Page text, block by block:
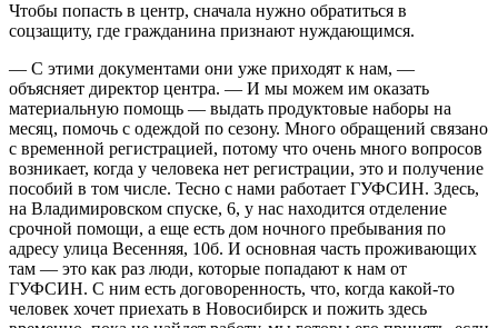
Чтобы попасть в центр, сначала нужно обратиться в
соцзащиту, где гражданина признают нуждаю­щимся.
— С этими документами они уже приходят к нам, —
объясняет директор центра. — И мы можем им оказать
материальную помощь — выдать продуктовые наборы на
месяц, помочь с одеждой по сезону. Много обращений связано
с временной регистрацией, потому что очень много вопросов
возникает, когда у человека нет регистрации, это и получение
пособий в том числе. Тесно с нами работает ГУФСИН. Здесь,
на Владимировском спуске, 6, у нас находится отделение
срочной помощи, а еще есть дом ночного пребывания по
адресу улица Весенняя, 10б. И основная часть проживающих
там — это как раз люди, которые попадают к нам от
ГУФСИН. С ним есть договоренность, что, когда какой-то
человек хочет приехать в Новосибирск и пожить здесь